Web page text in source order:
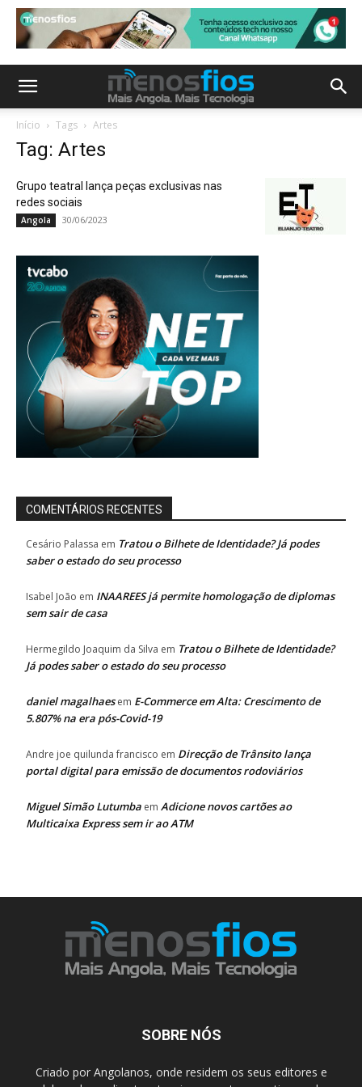
Início Tags Artes
Tag: Artes
Grupo teatral lança peças exclusivas nas
redes sociais
Angola 30/06/2023
COMENTÁRIOS RECENTES
Cesário Palassa em Tratou o Bilhete de Identidade? Já podes
saber o estado do seu processo
Isabel João em INAAREES já permite homologação de diplomas
sem sair de casa
Hermegildo Joaquim da Silva em Tratou o Bilhete de Identidade?
Já podes saber o estado do seu processo
daniel magalhaesem E-Commerce em Alta: Crescimento de
5.807% na era pós-Covid-19
Andre joe quilunda francisco em Direcção de Trânsito lança
portal digital para emissão de documentos rodoviários
Miguel Simão Lutumba em Adicione novos cartões ao
Multicaixa Express sem ir ao ATM
SOBRE NÓS
Criado por Angolanos, onde residem os seus editores e